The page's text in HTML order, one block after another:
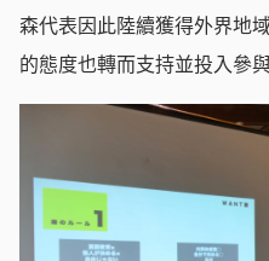
森代表因此陸續獲得外界地
的態度也轉而支持並投入參